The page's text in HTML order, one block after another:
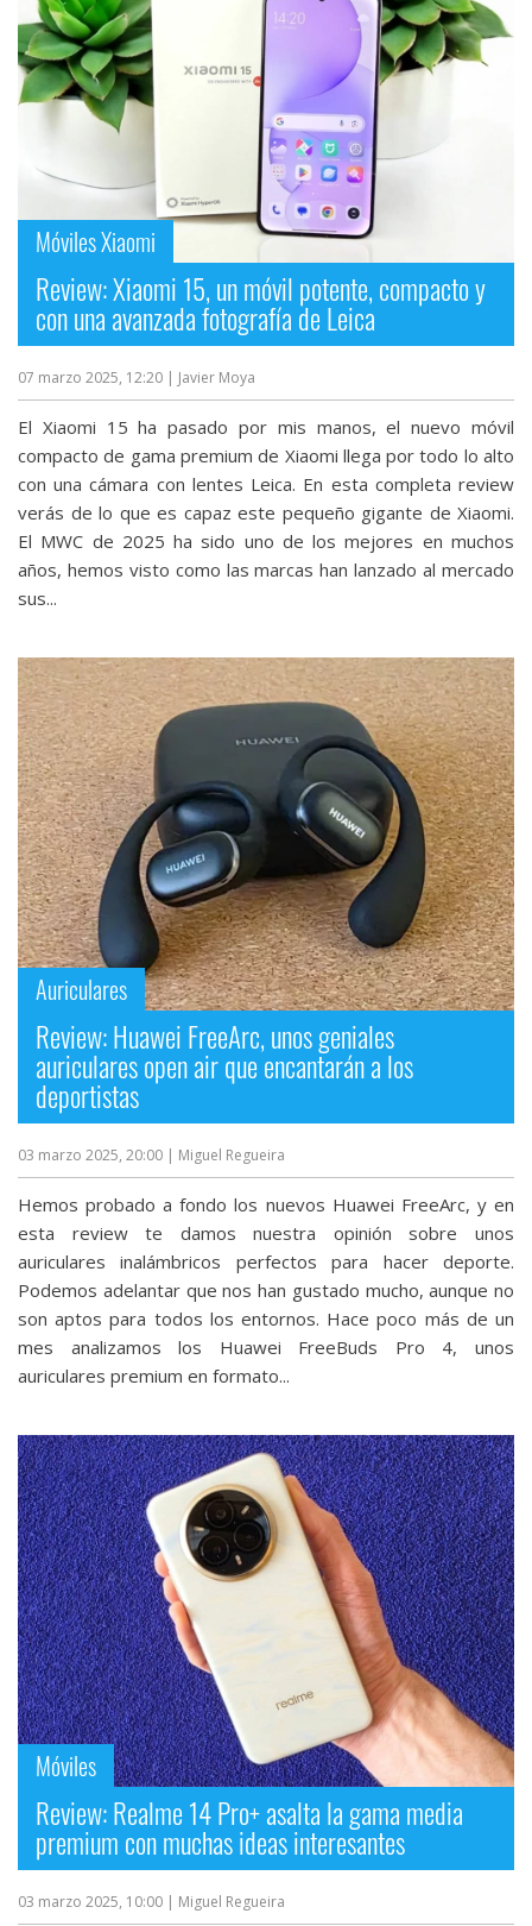
Móviles Xiaomi
Review: Xiaomi 15, un móvil potente, compacto y
con una avanzada fotografía de Leica
07 marzo 2025, 12:20 | Javier Moya
El Xiaomi 15 ha pasado por mis manos, el nuevo móvil
compacto de gama premium de Xiaomi llega por todo lo alto
con una cámara con lentes Leica. En esta completa review
verás de lo que es capaz este pequeño gigante de Xiaomi.
El MWC de 2025 ha sido uno de los mejores en muchos
años, hemos visto como las marcas han lanzado al mercado
sus...
Auriculares
Review: Huawei FreeArc, unos geniales
auriculares open air que encantarán a los
deportistas
03 marzo 2025, 20:00 | Miguel Regueira
Hemos probado a fondo los nuevos Huawei FreeArc, y en
esta review te damos nuestra opinión sobre unos
auriculares inalámbricos perfectos para hacer deporte.
Podemos adelantar que nos han gustado mucho, aunque no
son aptos para todos los entornos. Hace poco más de un
mes analizamos los Huawei FreeBuds Pro 4, unos
auriculares premium en formato...
Móviles
Review: Realme 14 Pro+ asalta la gama media
premium con muchas ideas interesantes
03 marzo 2025, 10:00 | Miguel Regueira